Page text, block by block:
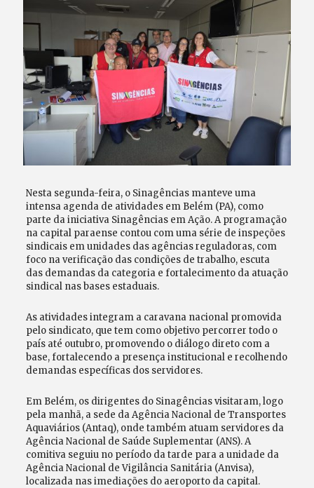
Nesta segunda-feira, o Sinagências manteve uma
intensa agenda de atividades em Belém (PA), como
parte da iniciativa Sinagências em Ação. A programação
na capital paraense contou com uma série de inspeções
sindicais em unidades das agências reguladoras, com
foco na verificação das condições de trabalho, escuta
das demandas da categoria e fortalecimento da atuação
sindical nas bases estaduais.
As atividades integram a caravana nacional promovida
pelo sindicato, que tem como objetivo percorrer todo o
país até outubro, promovendo o diálogo direto com a
base, fortalecendo a presença institucional e recolhendo
demandas específicas dos servidores.
Em Belém, os dirigentes do Sinagências visitaram, logo
pela manhã, a sede da Agência Nacional de Transportes
Aquaviários (Antaq), onde também atuam servidores da
Agência Nacional de Saúde Suplementar (ANS). A
comitiva seguiu no período da tarde para a unidade da
Agência Nacional de Vigilância Sanitária (Anvisa),
localizada nas imediações do aeroporto da capital.